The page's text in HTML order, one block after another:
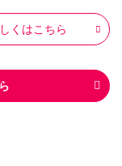
くはこちら